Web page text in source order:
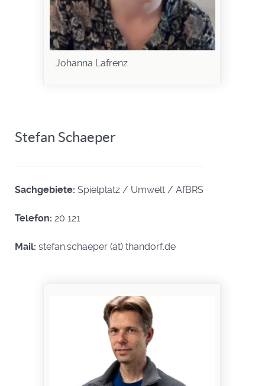
Johanna Lafrenz
Stefan Schaeper
Sachgebiete: Spielplatz / Umwelt / AfBRS
Telefon: 20 121
Mail: stefan.schaeper (at) thandorf.de